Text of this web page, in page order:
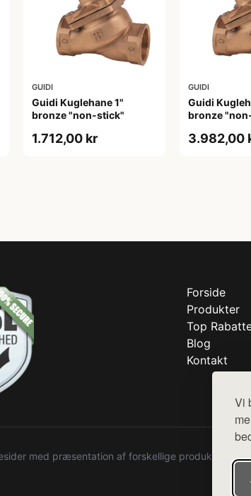
Vi
GUIDI
Guidi Kuglehane 1"
bronze "non-stick"
1.712,00 kr
GUIDI
Guidi
bronze
3.982,00
Forside
Produkter
Top
Blog
Kontakt
med præsentation af forskellige produkter fra